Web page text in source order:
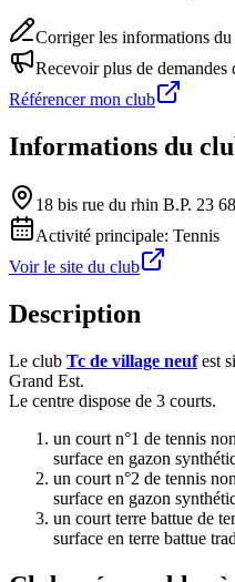
Corriger les informations
Recevoir plus de demandes
Référencer mon club
Informations du
18 bis rue du rhin B.P. 23
Activité principale: Tennis
Voir le site du club
Description
Le club Tc de village neufest
Grand Est.
Le centre dispose de 3 courts.
un court n°1 de tennis
surface en gazon
un court n°2 de tennis
surface en gazon
un court terre battue de
surface en terre battue